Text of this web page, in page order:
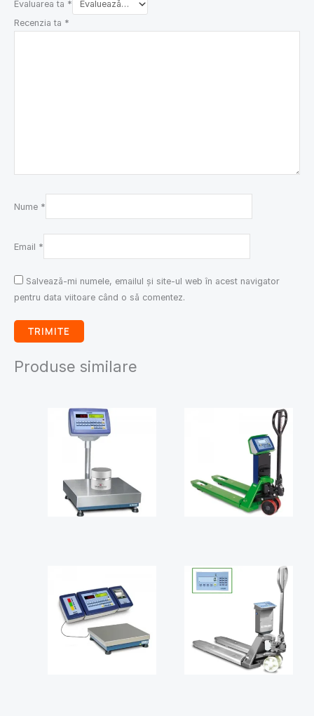
Evaluarea ta *
Recenzia ta *
Nume *
Email *
Salvează-mi numele, emailul și site-ul web în acest navigator
pentru data viitoare când o să comentez.
Produse similare